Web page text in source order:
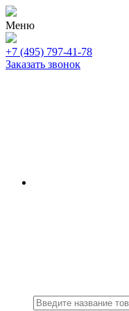
Меню
+7 (495) 797-41-78
Заказать звонок